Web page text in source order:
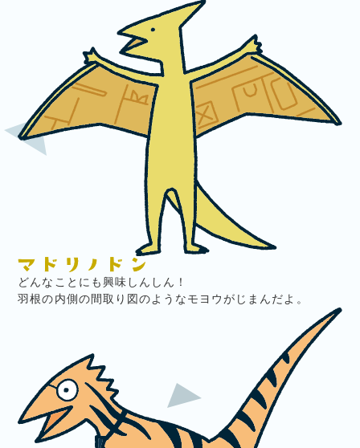
どんなことにも興味しんしん！
羽根の内側の間取り図のようなモヨウがじまんだよ。